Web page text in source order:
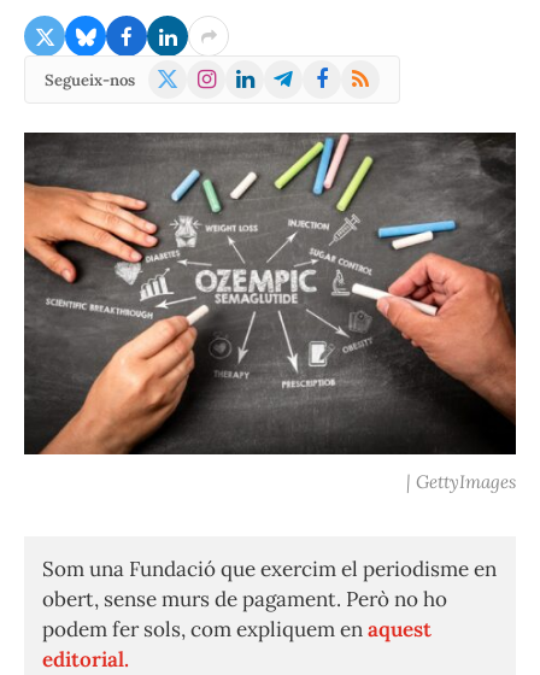
Segueix-nos
X
Instagram
LinkedInTelegramFacebook
RSS
| GettyImages
Som una Fundació que exercim el periodisme en
obert, sense murs de pagament. Però no ho
podem fer sols, com expliquem enaquest
editorial.